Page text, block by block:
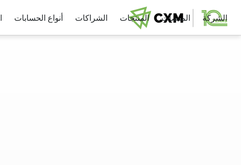
الشركة المنصات المنتجات الشراكات أنواع الحسابات